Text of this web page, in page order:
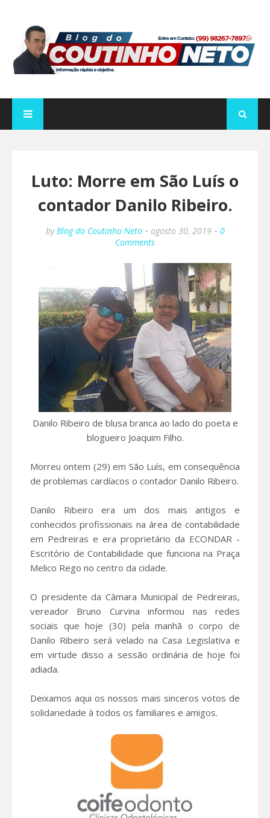
Luto: Morre em São Luís o
contador Danilo Ribeiro.
by Blog do Coutinho Neto agosto 30, 2019
0
Comments
Danilo Ribeiro de blusa branca ao lado do poeta e
blogueiro Joaquim Filho.
Morreu ontem (29) em São Luís, em consequência
de problemas cardíacos o contador Danilo Ribeiro.
Danilo Ribeiro era um dos mais antigos e
conhecidos profissionais na área de contabilidade
em Pedreiras e era proprietário da ECONDAR -
Escritório de Contabilidade que funciona na Praça
Melico Rego no centro da cidade.
O presidente da Câmara Municipal de Pedreiras,
vereador Bruno Curvina informou nas redes
sociais que hoje (30) pela manhã o corpo de
Danilo Ribeiro será velado na Casa Legislativa e
em virtude disso a sessão ordinária de hoje foi
adiada.
Deixamos aqui os nossos mais sinceros votos de
solidariedade à todos os familiares e amigos.